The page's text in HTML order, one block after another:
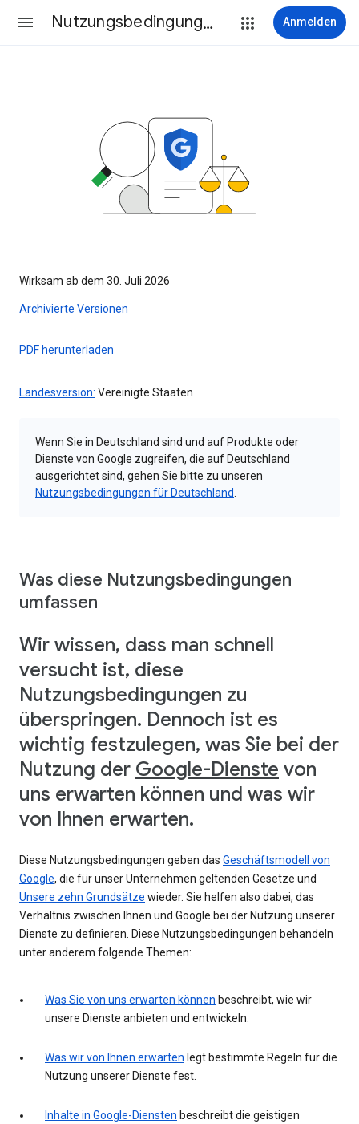
Nutzungsbedingungen Anmelden
Wirksam ab dem 30. Juli 2026
Archivierte Versionen
PDF herunterladen
Landesversion: Vereinigte Staaten
Wenn Sie in Deutschland sind und auf Produkte oder
Dienste von Google zugreifen, die auf Deutschland
ausgerichtet sind, gehen Sie bitte zu unseren
Nutzungsbedingungen für Deutschland
Was diese Nutzungsbedingungen
umfassen
Wir wissen, dass man schnell
versucht ist, diese
Nutzungsbedingungen zu
überspringen. Dennoch ist es
wichtig festzulegen, was Sie bei der
Nutzung der Google-Dienste von
uns erwarten können und was wir
von Ihnen erwarten.
Diese Nutzungsbedingungen geben das Geschäftsmodell von
Google, die für unser Unternehmen geltenden Gesetze und
Unsere zehn Grundsätze wieder. Sie helfen also dabei, das
Verhältnis zwischen Ihnen und Google bei der Nutzung unserer
Dienste zu definieren. Diese Nutzungsbedingungen behandeln
unter anderem folgende Themen:
Was Sie von uns erwarten können beschreibt, wie wir
unsere Dienste anbieten und entwickeln.
Was wir von Ihnen erwarten legt bestimmte Regeln für die
Nutzung unserer Dienste fest.
Inhalte in Google-Diensten beschreibt die geistigen